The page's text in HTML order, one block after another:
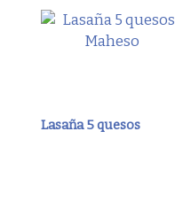
Lasaña 5 quesos